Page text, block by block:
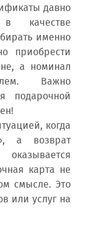
давно
в качестве
именно
приобрести
а номинал
Важно
подарочной
когда
а возврат
карта не
смысле. Это
или услуг на